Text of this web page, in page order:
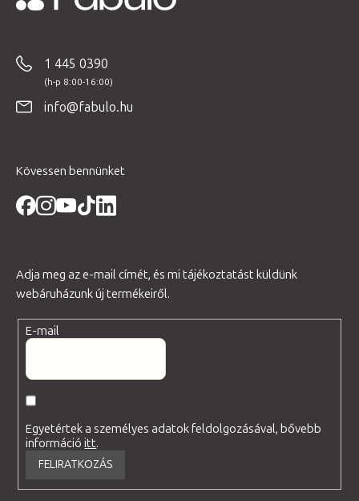
1 445 0390
info@fabulo.hu
Kövessen bennünket
Adja meg az e-mail címét, és mi tájékoztatást küldünk
webáruházunk új termékeiről.
E-mail
Egyetértek a személyes adatok feldolgozásával, bővebb
információitt.
FELIRATKOZÁS